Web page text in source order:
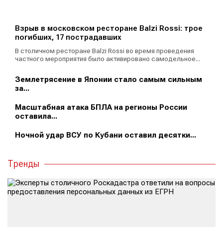
Взрыв в московском ресторане Balzi Rossi: трое
погибших, 17 пострадавших
В столичном ресторане Balzi Rossi во время проведения
частного мероприятия было активировано самодельное...
Землетрясение в Японии стало самым сильным
за...
Масштабная атака БПЛА на регионы России
оставила...
Ночной удар ВСУ по Кубани оставил десятки...
Тренды